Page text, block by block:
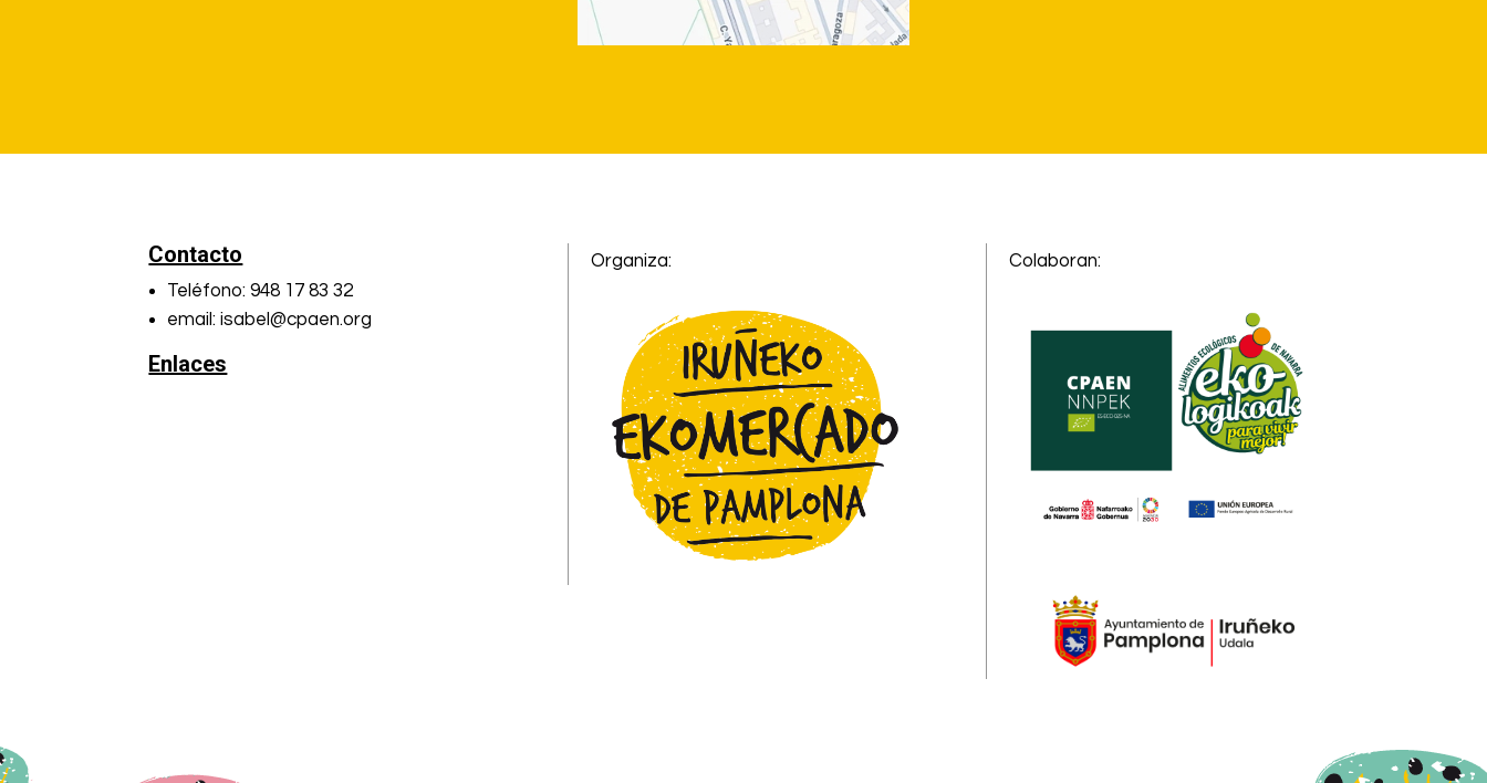
Contacto
Teléfono: 948 17 83 32
email: isabel@cpaen.org
Enlaces
Organiza: Colaboran: